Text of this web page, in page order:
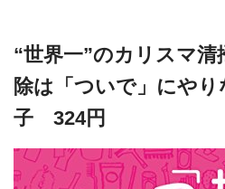
“世界一”のカリスマ
除は「ついで」にや
子 324円